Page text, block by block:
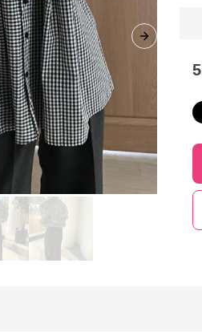
Next slide